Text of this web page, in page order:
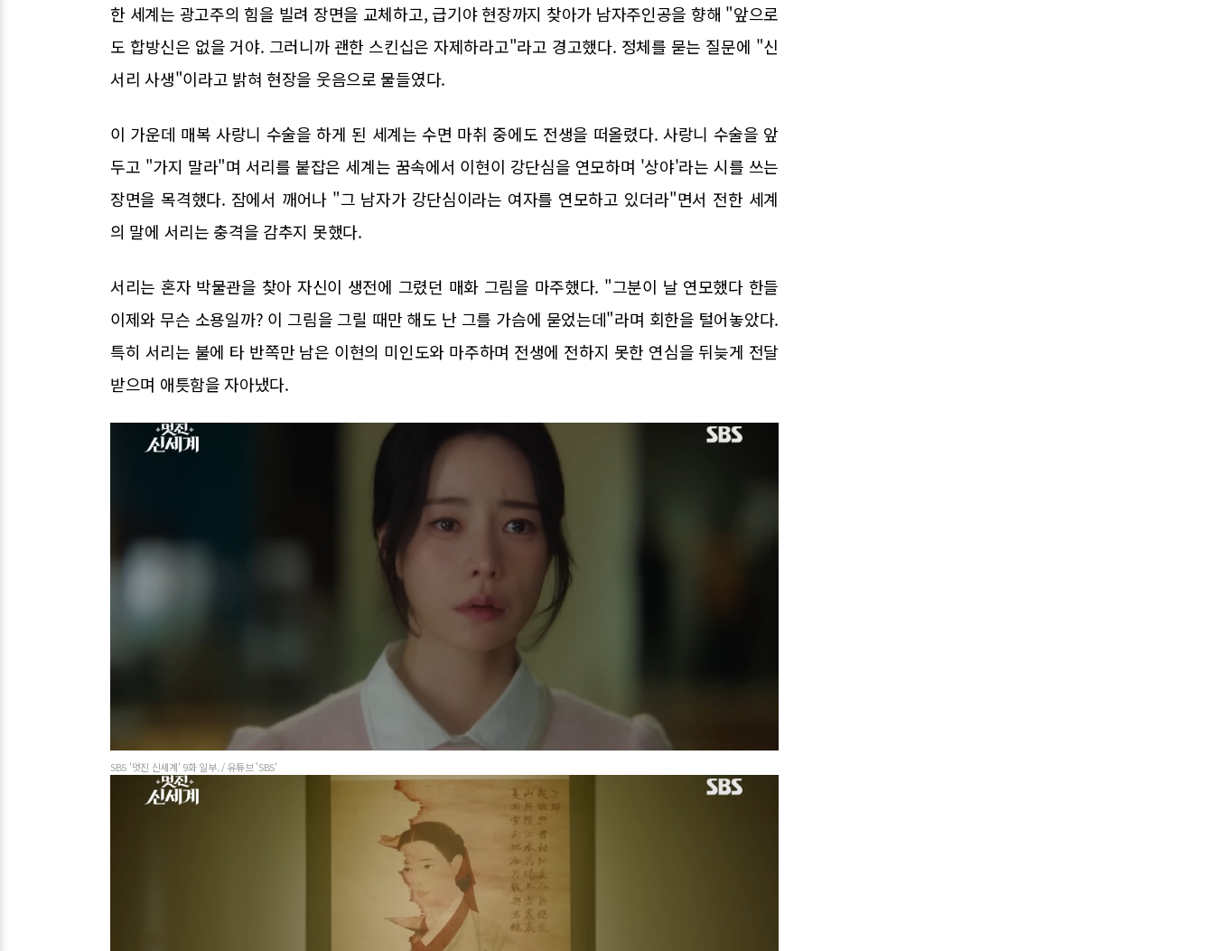
한 세계는 광고주의 힘을 빌려 장면을 교체하고, 급기야 현장까지 찾아가 남자주인공을 향해 "앞으로
도 합방신은 없을 거야. 그러니까 괜한 스킨십은 자제하라고"라고 경고했다. 정체를 묻는 질문에 "신
서리 사생"이라고 밝혀 현장을 웃음으로 물들였다.
이 가운데 매복 사랑니 수술을 하게 된 세계는 수면 마취 중에도 전생을 떠올렸다. 사랑니 수술을 앞
두고 "가지 말라"며 서리를 붙잡은 세계는 꿈속에서 이현이 강단심을 연모하며 '상야'라는 시를 쓰는
장면을 목격했다. 잠에서 깨어나 "그 남자가 강단심이라는 여자를 연모하고 있더라"면서 전한 세계
의 말에 서리는 충격을 감추지 못했다.
서리는 혼자 박물관을 찾아 자신이 생전에 그렸던 매화 그림을 마주했다. "그분이 날 연모했다 한들
이제와 무슨 소용일까? 이 그림을 그릴 때만 해도 난 그를 가슴에 묻었는데"라며 회한을 털어놓았다.
특히 서리는 불에 타 반쪽만 남은 이현의 미인도와 마주하며 전생에 전하지 못한 연심을 뒤늦게 전달
받으며 애틋함을 자아냈다.
SBS '멋진 신세계' 9화 일부. / 유튜브 'SBS'